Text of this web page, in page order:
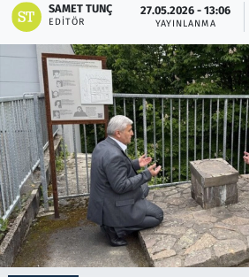
SAMET TUNÇ
EDITÖR
27.05.2026 - 13:06
YAYINLANMA
Oyun
Ramazan
Resmi İlanlar
Rüya Tabirleri
Sağlık
Savunma Sanayi